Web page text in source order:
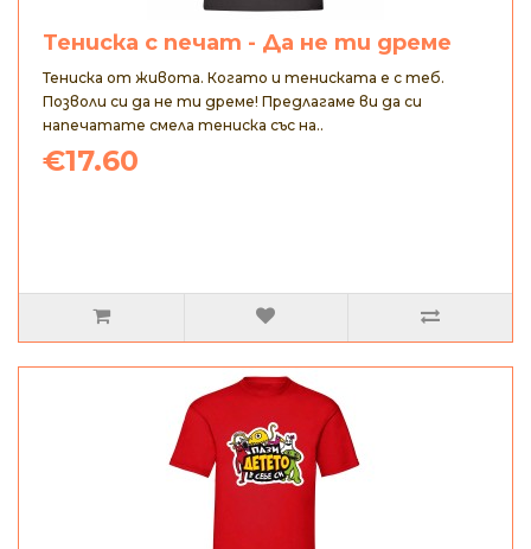
Тениска с печат - Да не ти дреме
Тениска от живота. Когато и тениската е с теб.
Позволи си да не ти дреме! Предлагаме ви да си
напечатате смела тениска със на..
€17.60